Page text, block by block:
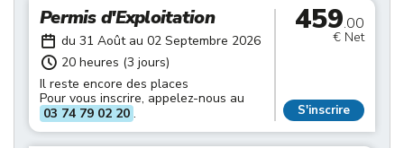
Permis d'Exploitation
du 31 Août au 02 Septembre 2026
20 heures (3 jours)
Il reste encore des places
Pour vous inscrire, appelez-nous au
03 74 79 02 20 .
459.00
€ Net
S'inscrire